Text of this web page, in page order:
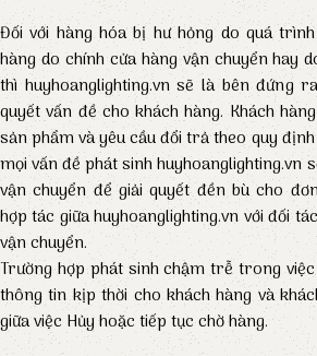
Đối với hàng hóa bị hư hỏng do quá
hàng do chính cửa hàng vận chuyển hay
thì huyhoanglighting.vn sẽ là bên đứng
quyết vấn đề cho khách hàng. Khách
sản phẩm và yêu cầu đổi trả theo quy
mọi vấn đề phát sinh huyhoanglighting.vn
vận chuyển để giải quyết đền bù cho
hợp tác giữa huyhoanglighting.vn với đối
vận chuyển.
Trường hợp phát sinh chậm trễ trong
thông tin kịp thời cho khách hàng và
giữa việc Hủy hoặc tiếp tục chờ hàng.